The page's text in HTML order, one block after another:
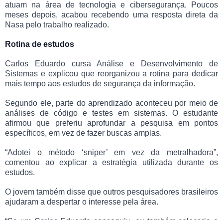
atuam na área de tecnologia e cibersegurança. Poucos
meses depois, acabou recebendo uma resposta direta da
Nasa pelo trabalho realizado.
Rotina de estudos
Carlos Eduardo cursa Análise e Desenvolvimento de
Sistemas e explicou que reorganizou a rotina para dedicar
mais tempo aos estudos de segurança da informação.
Segundo ele, parte do aprendizado aconteceu por meio de
análises de código e testes em sistemas. O estudante
afirmou que preferiu aprofundar a pesquisa em pontos
específicos, em vez de fazer buscas amplas.
“Adotei o método ‘sniper’ em vez da metralhadora”,
comentou ao explicar a estratégia utilizada durante os
estudos.
O jovem também disse que outros pesquisadores brasileiros
ajudaram a despertar o interesse pela área.